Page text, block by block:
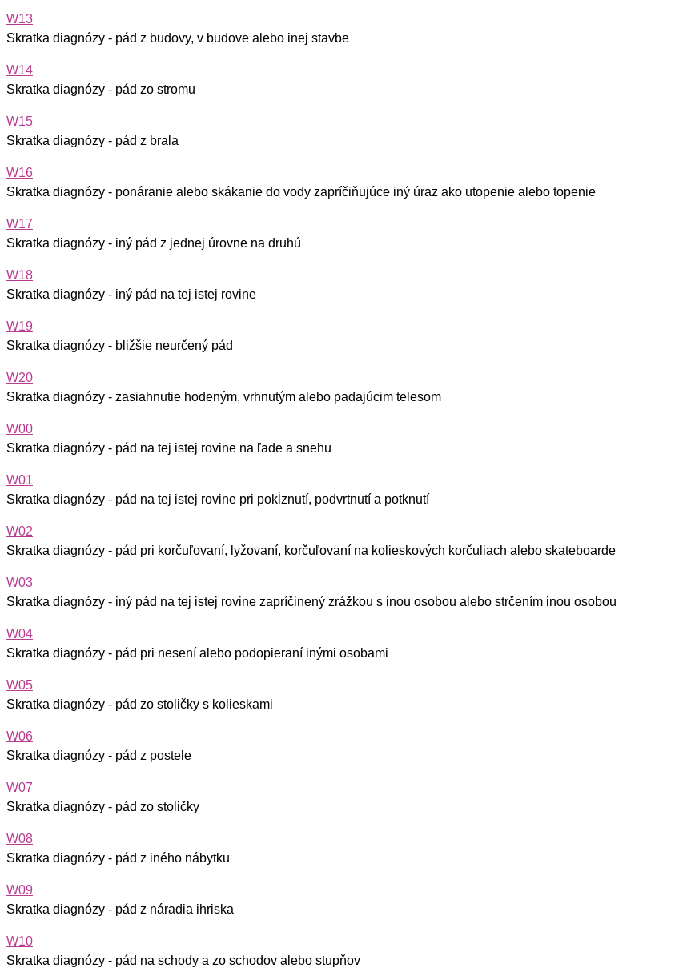
W13
Skratka diagnózy - pád z budovy, v budove alebo inej stavbe
W14
Skratka diagnózy - pád zo stromu
W15
Skratka diagnózy - pád z brala
W16
Skratka diagnózy - ponáranie alebo skákanie do vody zapríčiňujúce iný úraz ako utopenie alebo topenie
W17
Skratka diagnózy - iný pád z jednej úrovne na druhú
W18
Skratka diagnózy - iný pád na tej istej rovine
W19
Skratka diagnózy - bližšie neurčený pád
W20
Skratka diagnózy - zasiahnutie hodeným, vrhnutým alebo padajúcim telesom
W00
Skratka diagnózy - pád na tej istej rovine na ľade a snehu
W01
Skratka diagnózy - pád na tej istej rovine pri pokĺznutí, podvrtnutí a potknutí
W02
Skratka diagnózy - pád pri korčuľovaní, lyžovaní, korčuľovaní na kolieskových korčuliach alebo skateboarde
W03
Skratka diagnózy - iný pád na tej istej rovine zapríčinený zrážkou s inou osobou alebo strčením inou osobou
W04
Skratka diagnózy - pád pri nesení alebo podopieraní inými osobami
W05
Skratka diagnózy - pád zo stoličky s kolieskami
W06
Skratka diagnózy - pád z postele
W07
Skratka diagnózy - pád zo stoličky
W08
Skratka diagnózy - pád z iného nábytku
W09
Skratka diagnózy - pád z náradia ihriska
W10
Skratka diagnózy - pád na schody a zo schodov alebo stupňov